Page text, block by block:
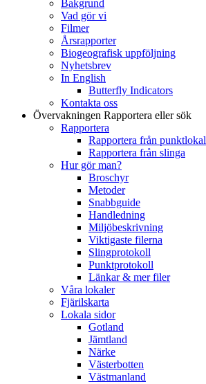
Bakgrund
Vad gör vi
Filmer
Årsrapporter
Biogeografisk uppföljning
Nyhetsbrev
In English
Butterfly Indicators
Kontakta oss
Övervakningen Rapportera eller sök
Rapportera
Rapportera från punktlokal
Rapportera från slinga
Hur gör man?
Broschyr
Metoder
Snabbguide
Handledning
Miljöbeskrivning
Viktigaste filerna
Slingprotokoll
Punktprotokoll
Länkar & mer filer
Våra lokaler
Fjärilskarta
Lokala sidor
Gotland
Jämtland
Närke
Västerbotten
Västmanland